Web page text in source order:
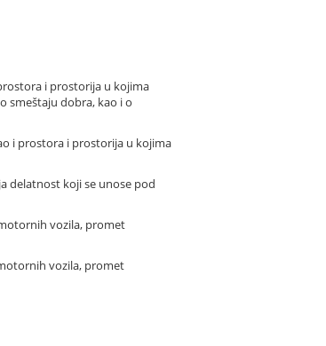
i prostorija u kojima
smeštaju dobra, kao i o
i prostora i prostorija u kojima
delatnost koji se unose pod
vozila, promet
vozila, promet